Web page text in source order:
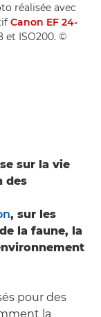
réalisée avec
Canon EF 24-
et ISO200. ©
sur la vie
des
, sur les
la faune, la
pour des
la